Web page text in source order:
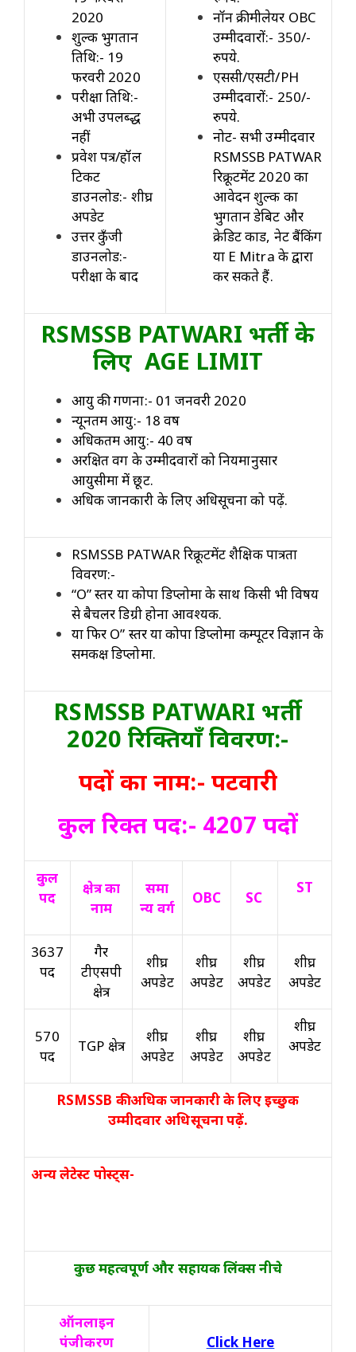
2020
शुल्क भुगतान
तिथि:- 19
फरवरी 2020
परीक्षा तिथि:-
अभी उपलब्द्ध
नहीं
प्रवेश पत्र/हॉल
टिकट
डाउनलोड:- शीघ्र
अपडेट
उत्तर कुँजी
डाउनलोड:-
परीक्षा के बाद
नॉन क्रीमीलेयर OBC
उम्मीदवारों:- 350/-
रुपये.
एससी/एसटी/PH
उम्मीदवारों:- 250/-
रुपये.
नोट- सभी उम्मीदवार
RSMSSB PATWAR
रिक्रूटमेंट 2020 का
आवेदन शुल्क का
भुगतान डेबिट और
क्रेडिट कार्ड, नेट बैंकिंग
या E Mitra के द्वारा
कर सकते हैं.
RSMSSB PATWARI भर्ती के
लिए AGE LIMIT
आयु की गणना:- 01 जनवरी 2020
न्यूनतम आयु:- 18 वर्ष
अधिकतम आयु:- 40 वर्ष
अरक्षित वर्ग के उम्मीदवारों को नियमानुसार
आयुसीमा में छूट.
अधिक जानकारी के लिए अधिसूचना को पढ़ें.
RSMSSB PATWAR रिक्रूटमेंट शैक्षिक पात्रता
विवरण:-
“O” स्तर या कोपा डिप्लोमा के साथ किसी भी विषय
से बैचलर डिग्री होना आवश्यक.
या फिर O” स्तर या कोपा डिप्लोमा कम्पूटर विज्ञान के
समकक्ष डिप्लोमा.
RSMSSB PATWARI भर्ती
2020 रिक्तियाँ विवरण:-
पदों का नाम:- पटवारी
कुल रिक्त पद:- 4207 पदों
कुल
पद
क्षेत्र का
नाम
समा
न्य वर्ग
OBC SC
ST
3637
पद
गैर
टीएसपी
क्षेत्र
शीघ्र
अपडेट
शीघ्र
अपडेट
शीघ्र
अपडेट
शीघ्र
अपडेट
570
पद
TGP क्षेत्र
शीघ्र
अपडेट
शीघ्र
अपडेट
शीघ्र
अपडेट
शीघ्र
अपडेट
RSMSSB की अधिक जानकारी के लिए इच्छुक
उम्मीदवार अधिसूचना पढ़ें.
अन्य लेटेस्ट पोस्ट्स-
कुछ महत्वपूर्ण और सहायक लिंक्स नीचे
ऑनलाइन
पंजीकरण
Click Here